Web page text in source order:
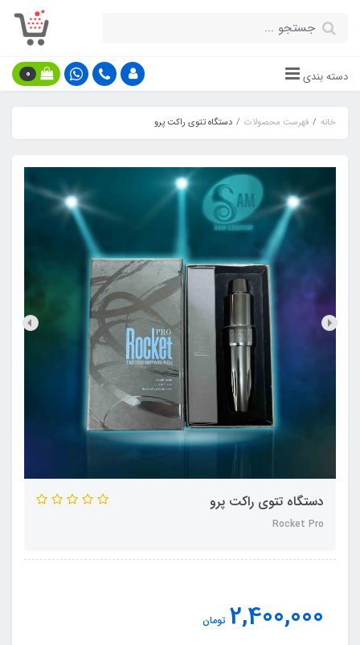
دسته بندی 0
خانه فهرست محصولات دستگاه تتوی راکت پرو
دستگاه تتوی راکت پرو
Rocket Pro
2,400,000 تومان